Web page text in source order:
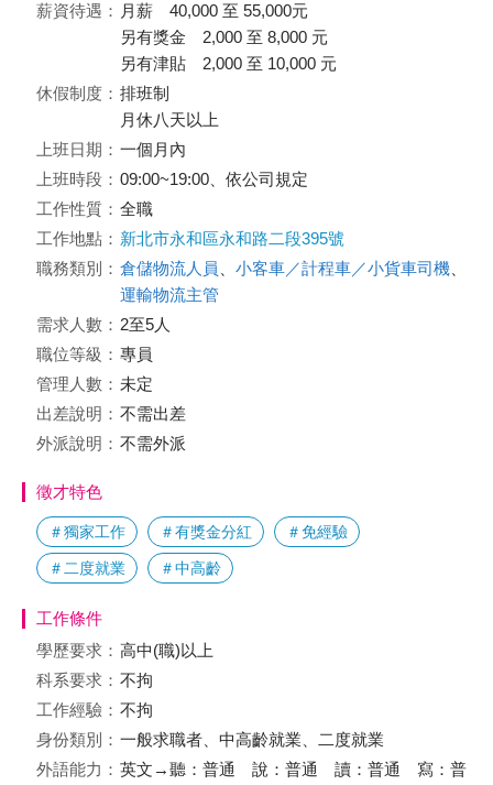
薪資待遇： 月薪 40,000 至 55,000元
另有獎金 2,000 至 8,000 元
另有津貼 2,000 至 10,000 元
休假制度： 排班制
月休八天以上
上班日期： 一個月內
上班時段： 09:00~19:00、依公司規定
工作性質： 全職
工作地點： 新北市永和區永和路二段395號
職務類別： 倉儲物流人員 小客車／計程車／小貨車司機
運輸物流主管
需求人數： 2至5人
職位等級： 專員
管理人數： 未定
出差說明： 不需出差
外派說明： 不需外派
徵才特色
＃獨家工作 ＃有獎金分紅 ＃免經驗
＃二度就業 ＃中高齡
工作條件
學歷要求： 高中(職)以上
科系要求： 不拘
工作經驗： 不拘
身份類別： 一般求職者、中高齡就業、二度就業
外語能力： 英文→聽：普通 說：普通 讀：普通 寫：普